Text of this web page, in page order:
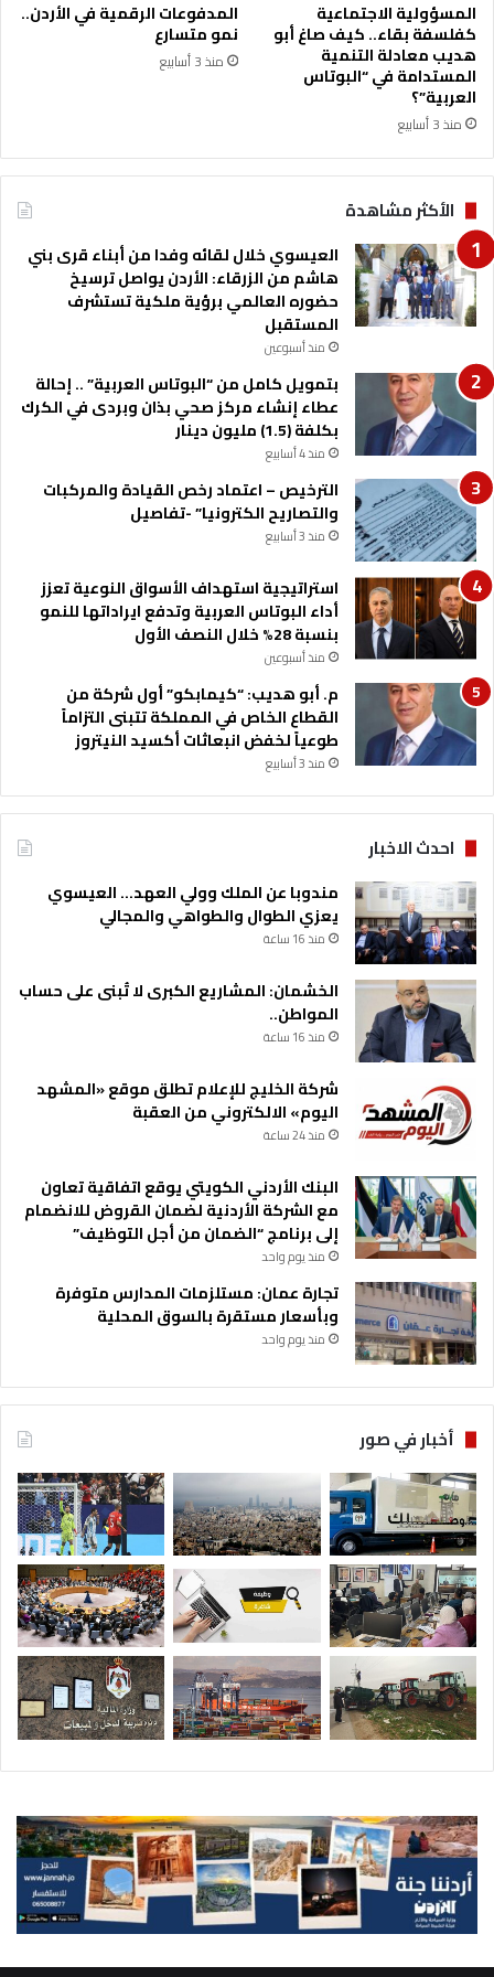
ي
ة
ع
م
و
ا
ج
ا
ع
ي
ة
ل
ت
ط
ب
ي
ق
ي
ة
المسؤولية الاجتماعية
كفلسفة بقاء.. كيف صاغ أبو
هديب معادلة التنمية
المستدامة في “البوتاس
العربية”؟
منذ 3 أسابيع
المدفوعات الرقمية في الأردن..
نمو متسارع
منذ 3 أسابيع
الأكثر مشاهدة
العيسوي خلال لقائه وفدا من أبناء قرى بني
هاشم من الزرقاء: الأردن يواصل ترسيخ
حضوره العالمي برؤية ملكية تستشرف
المستقبل
منذ أسبوعين
بتمويل كامل من “البوتاس العربية” .. إحالة
عطاء إنشاء مركز صحي بذان وبردى في الكرك
بكلفة (1.5) مليون دينار
منذ 4 أسابيع
الترخيص – اعتماد رخص القيادة والمركبات
والتصاريح الكترونيا” -تفاصيل
منذ 3 أسابيع
استراتيجية استهداف الأسواق النوعية تعزز
أداء البوتاس العربية وتدفع ايراداتها للنمو
بنسبة 28% خلال النصف الأول
منذ أسبوعين
م. أبو هديب: “كيمابكو” أول شركة من
القطاع الخاص في المملكة تتبنى التزاماً
طوعياً لخفض انبعاثات أكسيد النيتروز
منذ 3 أسابيع
احدث الاخبار
مندوبا عن الملك وولي العهد… العيسوي
يعزي الطوال والطواهي والمجالي
منذ 16 ساعة
الخشمان: المشاريع الكبرى لا تُبنى على حساب
المواطن..
منذ 16 ساعة
شركة الخليج للإعلام تطلق موقع «المشهد
اليوم» الالكتروني من العقبة
منذ 24 ساعة
البنك الأردني الكويتي يوقع اتفاقية تعاون
مع الشركة الأردنية لضمان القروض للانضمام
إلى برنامج “الضمان من أجل التوظيف”
منذ يوم واحد
تجارة عمان: مستلزمات المدارس متوفرة
وبأسعار مستقرة بالسوق المحلية
منذ يوم واحد
أخبار في صور